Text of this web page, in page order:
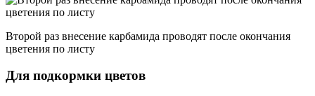
Второй раз внесение карбамида проводят после окончания
цветения по листу
Для подкормки цветов